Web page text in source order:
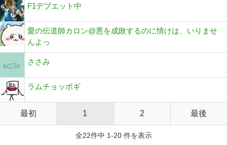
F1デブエット中
愛の伝道師カロン@悪を成敗するのに情けは、いりませ
んよっ
ささみ
ラムチョッポギ
最初 1 2 最後
全22件中 1-20 件を表示